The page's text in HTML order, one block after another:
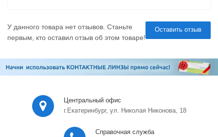
Оставить отзыв
У данного товара нет отзывов. Станьте
первым, кто оставил отзыв об этом товаре!
Центральный офис
г.Екатеринбург, ул. Николая Никонова, 18
Справочная служба